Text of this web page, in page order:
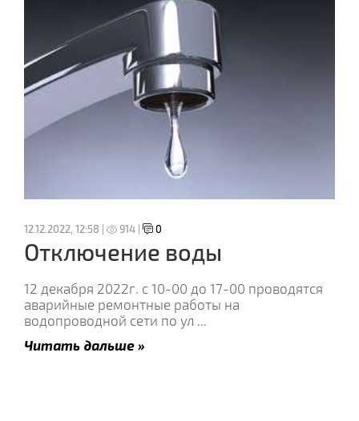
12.12.2022, 12:58 | 914 | 0
Отключение воды
12 декабря 2022г. с 10-00 до 17-00 проводятся
аварийные ремонтные работы на
водопроводной сети по ул ...
Читать дальше »